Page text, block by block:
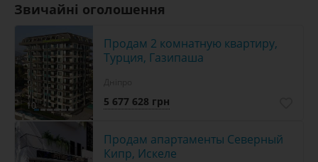
Звичайні оголошення
10
Продам 2 комнатную квартиру,
Турция, Газипаша
5 677 628 грн
Продам апартаменты Северный
Кипр, Искеле